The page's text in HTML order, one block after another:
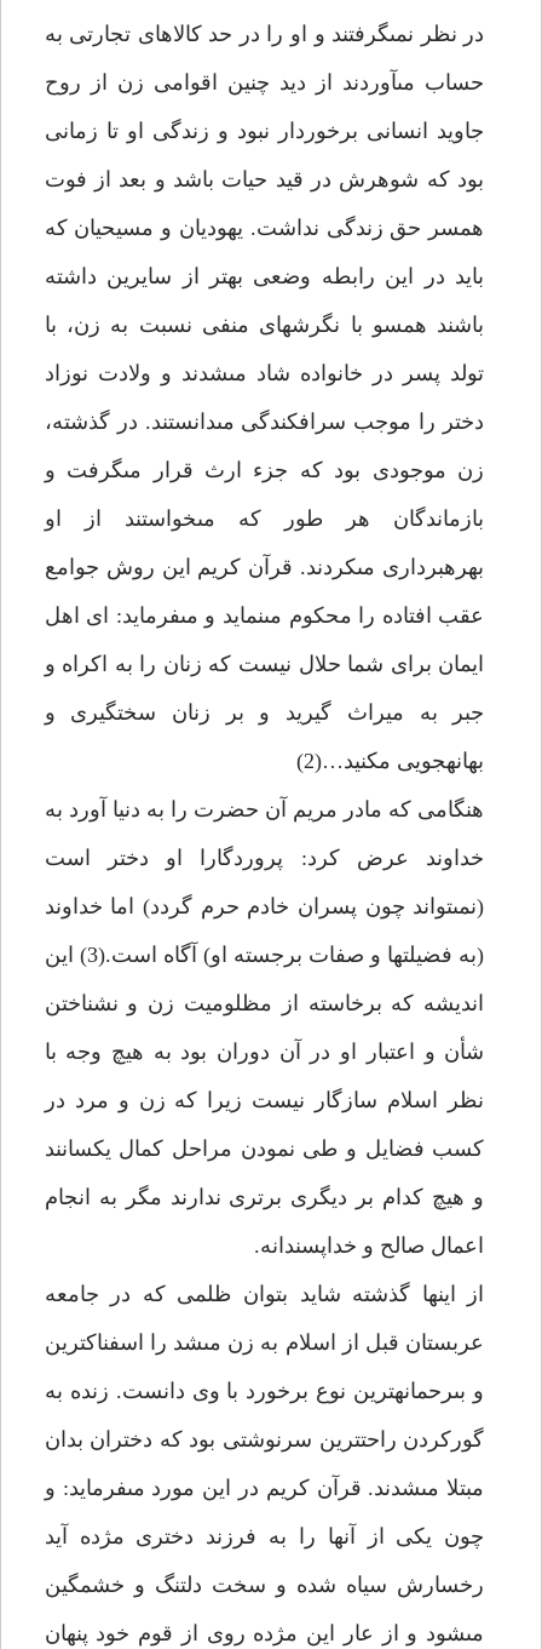
در نظر نمى‏گرفتند و او را در حد كالاهاى تجارتى به
حساب مى‏آوردند از ديد چنين اقوامى زن از روح
جاويد انسانى برخوردار نبود و زندگى او تا زمانى
بود كه شوهرش در قيد حيات باشد و بعد از فوت
همسر حق زندگى نداشت. يهوديان و مسيحيان كه
بايد در اين رابطه وضعى بهتر از سايرين داشته
باشند همسو با نگرشهاى منفى نسبت به زن، با
تولد پسر در خانواده شاد مى‏شدند و ولادت نوزاد
دختر را موجب سرافكندگى مى‏دانستند. در گذشته،
زن موجودى بود كه جزء ارث قرار مى‏گرفت و
بازماندگان هر طور كه مى‏خواستند از او
بهره‏بردارى مى‏كردند. قرآن كريم اين روش جوامع
عقب افتاده را محكوم مى‏نمايد و مى‏فرمايد: اى اهل
ايمان براى شما حلال نيست كه زنان را به اكراه و
جبر به ميراث گيريد و بر زنان سختگيرى و
بهانه‏جويى مكنيد…(2)
هنگامى كه مادر مريم آن حضرت را به دنيا آورد به
خداوند عرض كرد: پروردگارا او دختر است
(نمى‏تواند چون پسران خادم حرم گردد) اما خداوند
(به فضيلت‏ها و صفات برجسته او) آگاه است.(3) اين
انديشه كه برخاسته از مظلوميت زن و نشناختن
شأن و اعتبار او در آن دوران بود به هيچ وجه با
نظر اسلام سازگار نيست زيرا كه زن و مرد در
كسب فضايل و طى نمودن مراحل كمال يكسانند
و هيچ كدام بر ديگرى برترى ندارند مگر به انجام
اعمال صالح و خداپسندانه.
از اينها گذشته شايد بتوان ظلمى كه در جامعه
عربستان قبل از اسلام به زن مى‏شد را اسفناكترين
و بى‏رحمانه‏ترين نوع برخورد با وى دانست. زنده به
گوركردن راحت‏ترين سرنوشتى بود كه دختران بدان
مبتلا مى‏شدند. قرآن كريم در اين مورد مى‏فرمايد: و
چون يكى از آنها را به فرزند دخترى مژده آيد
رخسارش سياه شده و سخت دلتنگ و خشمگين
مى‏شود و از عار اين مژده روى از قوم خود پنهان